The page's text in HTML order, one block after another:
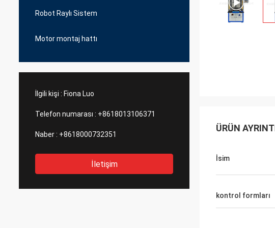
Robot Raylı Sistem
Motor montaj hattı
İlgili kişi : Fiona Luo
Telefon numarası : +8618013106371
Naber : +8618000732351
İletişim
ÜRÜN
İsim
kontrol formları